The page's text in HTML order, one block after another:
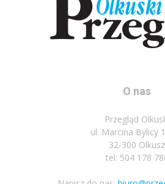
O nas
Przegląd
ul. Marcina Bylicy
32-300 Olkusz
tel: 504 178